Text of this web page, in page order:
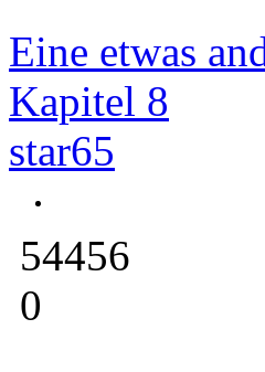
Eine etwas
Kapitel 8
star65
54456
0